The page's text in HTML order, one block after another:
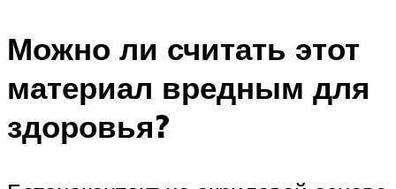
Можно ли считать этот
материал вредным для
здоровья?